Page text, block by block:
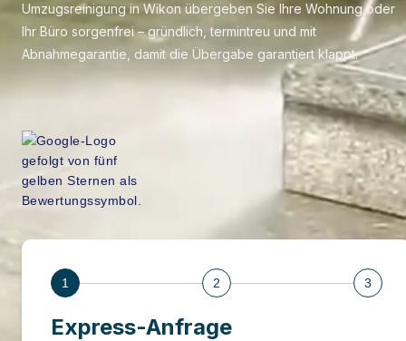
Umzugsreinigung in Wikon übergeben Sie Ihre Wohnung oder
Ihr Büro sorgenfrei – gründlich, termintreu und mit
Abnahmegarantie, damit die Übergabe garantiert klappt.
1 2 3
Express-Anfrage